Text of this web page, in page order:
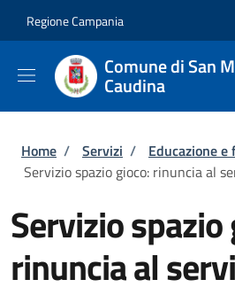
Regione Campania
Comune di San
Caudina
Briciole di pane
Home / Servizi / Educazione
Servizio spazio gioco: rinuncia al
Servizio spazio
rinuncia al